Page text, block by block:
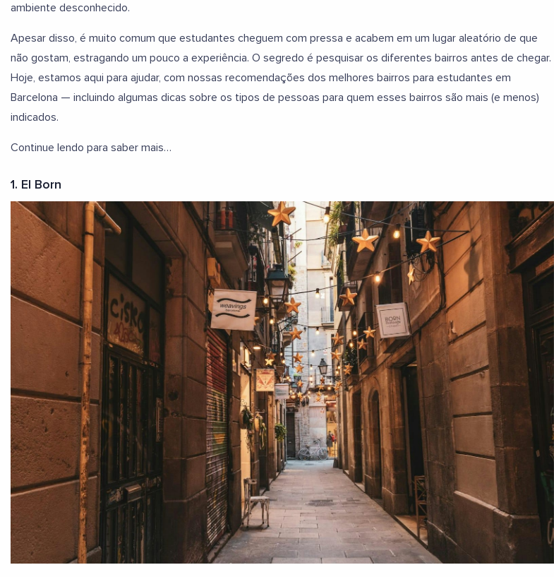
ambiente desconhecido.
Apesar disso, é muito comum que estudantes cheguem com pressa e acabem em um lugar aleatório de que
não gostam, estragando um pouco a experiência. O segredo é pesquisar os diferentes bairros antes de chegar.
Hoje, estamos aqui para ajudar, com nossas recomendações dos melhores bairros para estudantes em
Barcelona — incluindo algumas dicas sobre os tipos de pessoas para quem esses bairros são mais (e menos)
indicados.
Continue lendo para saber mais…
1. El Born